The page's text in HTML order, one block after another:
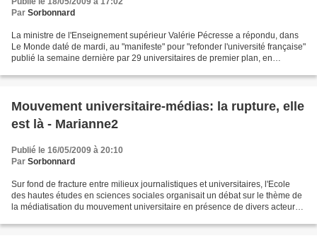
Par Sorbonnard
La ministre de l'Enseignement supérieur Valérie Pécresse a répondu, dans
Le Monde daté de mardi, au "manifeste" pour "refonder l'université française"
publié la semaine dernière par 29 universitaires de premier plan, en
Mouvement universitaire-médias: la rupture, elle
est là - Marianne2
Publié le 16/05/2009 à 20:10
Par Sorbonnard
Sur fond de fracture entre milieux journalistiques et universitaires, l'Ecole
des hautes études en sciences sociales organisait un débat sur le thème de
la médiatisation du mouvement universitaire en présence de divers acteurs